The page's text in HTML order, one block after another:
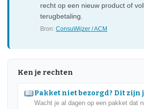
recht op een nieuw product of
terugbetaling.
Bron:ConsuWijzer / ACM
Ken je rechten
Pakket niet bezorgd? Dit zijn
Wacht je al dagen op een pakket dat